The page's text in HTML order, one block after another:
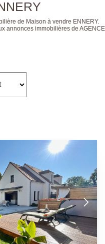
de Maison à vendre ENNERY.
annonces immobilières de AGENCE